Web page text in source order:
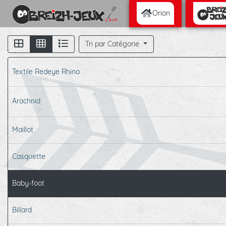
Orion
Tri par Catégorie
Textile Redeye Rhino
Arachnid
Maillot
Casquette
Baby-foot
Billard